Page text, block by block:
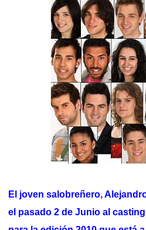
El joven salobreñero,
el pasado 2 de Junio al